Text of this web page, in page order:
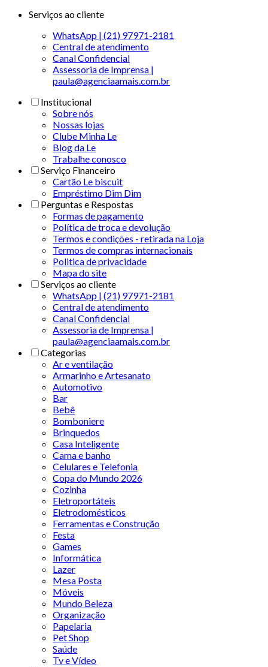
Serviços ao cliente
WhatsApp | (21) 97971-2181
Central de atendimento
Canal Confidencial
Assessoria de Imprensa |
paula@agenciaamais.com.br
Institucional
Sobre nós
Nossas lojas
Clube Minha Le
Blog da Le
Trabalhe conosco
Serviço Financeiro
Cartão Le biscuit
Empréstimo Dim Dim
Perguntas e Respostas
Formas de pagamento
Política de troca e devolução
Termos e condições - retirada na Loja
Termos de compras internacionais
Politica de privacidade
Mapa do site
Serviços ao cliente
WhatsApp | (21) 97971-2181
Central de atendimento
Canal Confidencial
Assessoria de Imprensa |
paula@agenciaamais.com.br
Categorias
Ar e ventilação
Armarinho e Artesanato
Automotivo
Bar
Bebê
Bomboniere
Brinquedos
Casa Inteligente
Cama e banho
Celulares e Telefonia
Copa do Mundo 2026
Cozinha
Eletroportáteis
Eletrodomésticos
Ferramentas e Construção
Festa
Games
Informática
Lazer
Mesa Posta
Móveis
Mundo Beleza
Organização
Papelaria
Pet Shop
Saúde
Tv e Vídeo